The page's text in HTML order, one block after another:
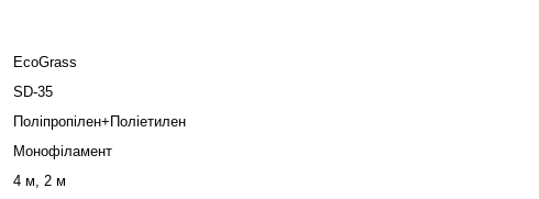
EcoGrass
SD-35
Поліпропілен+Поліетилен
Монофіламент
4 м, 2 м